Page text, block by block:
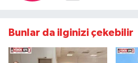
Bunlar da ilginizi çekebilir